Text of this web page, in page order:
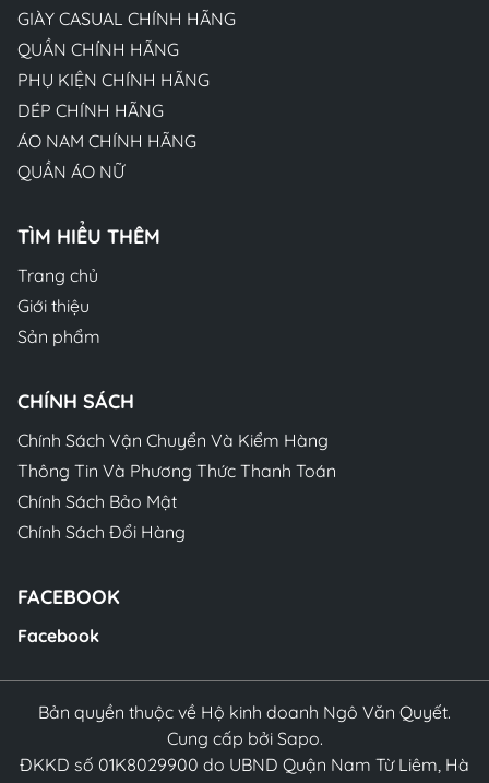
GIÀY CASUAL CHÍNH HÃNG
QUẦN CHÍNH HÃNG
PHỤ KIỆN CHÍNH HÃNG
DÉP CHÍNH HÃNG
ÁO NAM CHÍNH HÃNG
QUẦN ÁO NỮ
TÌM HIỂU THÊM
Trang chủ
Giới thiệu
Sản phẩm
CHÍNH SÁCH
Chính Sách Vận Chuyển Và Kiểm Hàng
Thông Tin Và Phương Thức Thanh Toán
Chính Sách Bảo Mật
Chính Sách Đổi Hàng
FACEBOOK
Facebook
Bản quyền thuộc về Hộ kinh doanh Ngô Văn Quyết.
Cung cấp bởi Sapo.
ĐKKD số 01K8029900 do UBND Quận Nam Từ Liêm, Hà